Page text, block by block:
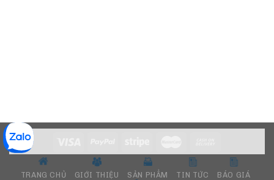
TRANG CHỦ GIỚI THIỆU SẢN PHẨM TIN TỨC BÁO GIÁ